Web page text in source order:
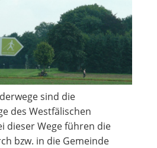
sind die
des Westfälischen
dieser Wege führen die
bzw. in die Gemeinde